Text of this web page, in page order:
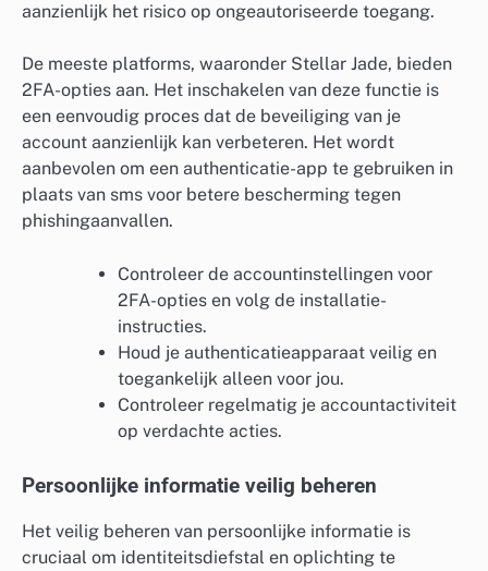
aanzienlijk het risico op ongeautoriseerde toegang.
De meeste platforms, waaronder Stellar Jade, bieden
2FA-opties aan. Het inschakelen van deze functie is
een eenvoudig proces dat de beveiliging van je
account aanzienlijk kan verbeteren. Het wordt
aanbevolen om een authenticatie-app te gebruiken in
plaats van sms voor betere bescherming tegen
phishingaanvallen.
Controleer de accountinstellingen voor
2FA-opties en volg de installatie-
instructies.
Houd je authenticatieapparaat veilig en
toegankelijk alleen voor jou.
Controleer regelmatig je accountactiviteit
op verdachte acties.
Persoonlijke informatie veilig beheren
Het veilig beheren van persoonlijke informatie is
cruciaal om identiteitsdiefstal en oplichting te